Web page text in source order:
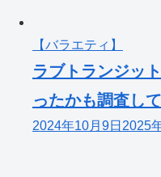
【バラエティ】
ラブトランジッ
ったかも調査し
2024年10月9日 2025